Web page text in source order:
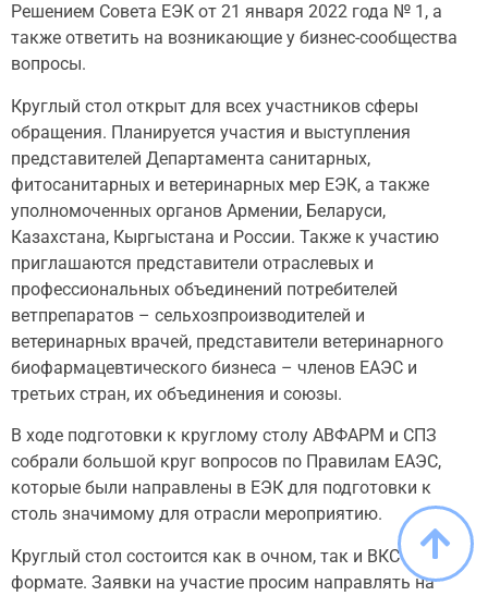
Решением Совета ЕЭК от 21 января 2022 года № 1, а
также ответить на возникающие у бизнес-сообщества
вопросы.
Круглый стол открыт для всех участников сферы
обращения. Планируется участия и выступления
представителей Департамента санитарных,
фитосанитарных и ветеринарных мер ЕЭК, а также
уполномоченных органов Армении, Беларуси,
Казахстана, Кыргыстана и России. Также к участию
приглашаются представители отраслевых и
профессиональных объединений потребителей
ветпрепаратов – сельхозпроизводителей и
ветеринарных врачей, представители ветеринарного
биофармацевтического бизнеса – членов ЕАЭС и
третьих стран, их объединения и союзы.
В ходе подготовки к круглому столу АВФАРМ и СПЗ
собрали большой круг вопросов по Правилам ЕАЭС,
которые были направлены в ЕЭК для подготовки к
столь значимому для отрасли мероприятию.
Круглый стол состоится как в очном, так и ВКС
формате. Заявки на участие просим направлять на